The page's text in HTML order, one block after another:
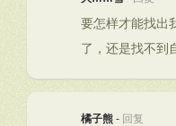
要怎样才能找出
了，还是找不到
橘子熊 - 回复